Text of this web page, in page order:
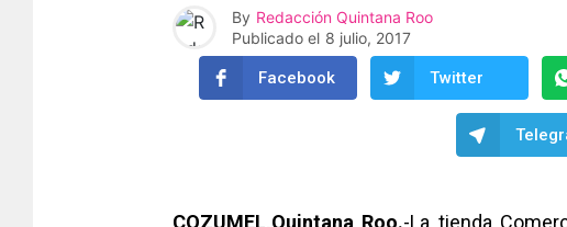
By Redacción Quintana Roo
Publicado el 8 julio, 2017
Facebook Twitter
COZUMEL,Quintana Roo.-La tienda